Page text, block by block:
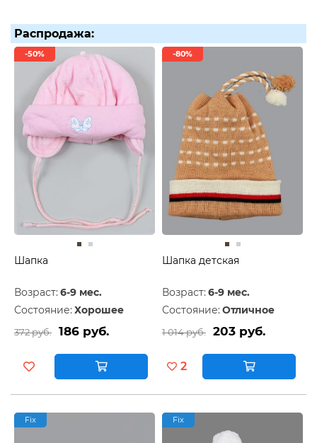
Распродажа:
-50%
Шапка
Возраст: 6-9 мес.
Состояние: Хорошее
372 руб. 186 руб.
-80%
Шапка детская
Возраст: 6-9 мес.
Состояние: Отличное
1 014 руб. 203 руб.
2
Fix Fix